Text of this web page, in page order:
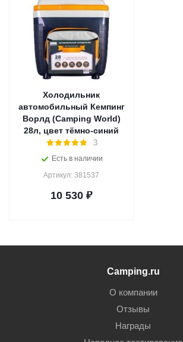
Холодильник
автомобильный Кемпинг
Ворлд (Camping World)
28л, цвет тёмно-синий
3
Есть в наличии
Артикул: 381537
10 530 ₽
Camping.ru
О компании
Отзывы
Награды